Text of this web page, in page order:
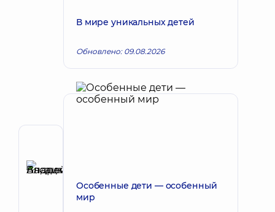
Андрей
Владимирович
Запись к врачу
В мире уникальных детей
Обновлено: 09.08.2026
Особенные дети — особенный
мир